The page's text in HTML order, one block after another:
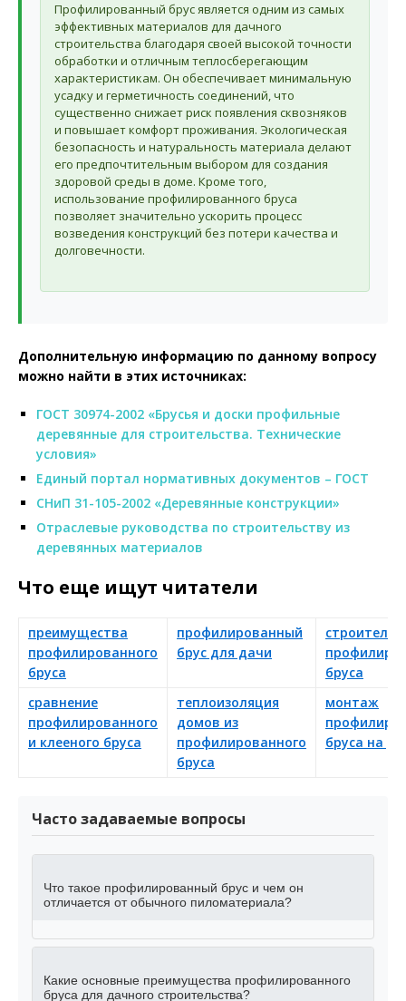
Профилированный брус является одним из самых
эффективных материалов для дачного
строительства благодаря своей высокой точности
обработки и отличным теплосберегающим
характеристикам. Он обеспечивает минимальную
усадку и герметичность соединений, что
существенно снижает риск появления сквозняков
и повышает комфорт проживания. Экологическая
безопасность и натуральность материала делают
его предпочтительным выбором для создания
здоровой среды в доме. Кроме того,
использование профилированного бруса
позволяет значительно ускорить процесс
возведения конструкций без потери качества и
долговечности.
Дополнительную информацию по данному вопросу
можно найти в этих источниках:
ГОСТ 30974-2002 «Брусья и доски профильные
деревянные для строительства. Технические
условия»
Единый портал нормативных документов – ГОСТ
СНиП 31-105-2002 «Деревянные конструкции»
Отраслевые руководства по строительству из
деревянных материалов
Что еще ищут читатели
преимущества
профилированного
бруса
профилированный
брус для дачи
бруса
сравнение
профилированного
и клееного бруса
теплоизоляция
домов из
профилированного
бруса
монтаж
бруса на
Часто задаваемые вопросы
Что такое профилированный брус и чем он
отличается от обычного пиломатериала?
Какие основные преимущества профилированного
бруса для дачного строительства?